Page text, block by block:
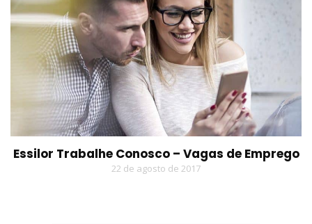
Essilor Trabalhe Conosco – Vagas de Emprego
22 de agosto de 2017